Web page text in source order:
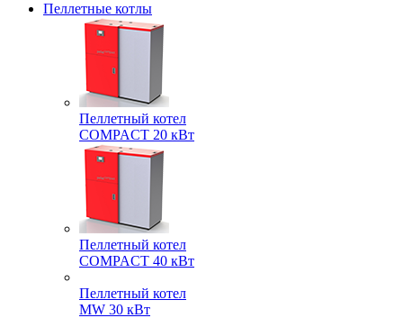
Пеллетные котлы
Пеллетный котел
COMPACT 20 кВт
Пеллетный котел
COMPACT 40 кВт
Пеллетный котел
MW 30 кВт